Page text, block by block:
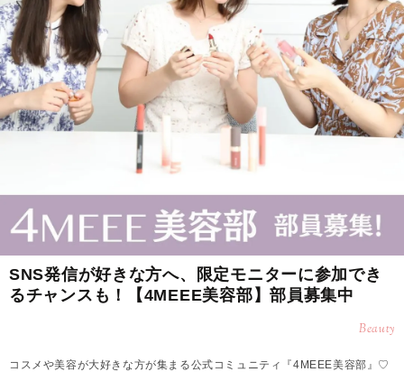
SNS発信が好きな方へ、限定モニターに参加でき
るチャンスも！【4MEEE美容部】部員募集中
Beauty
コスメや美容が大好きな方が集まる公式コミュニティ『4MEEE美容部』♡